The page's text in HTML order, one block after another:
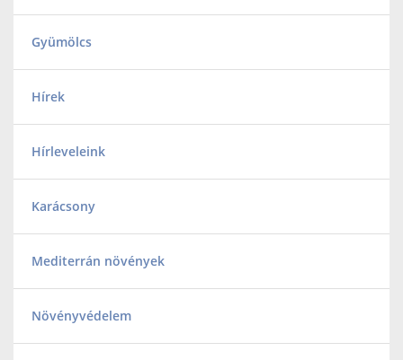
Gyümölcs
Hírek
Hírleveleink
Karácsony
Mediterrán növények
Növényvédelem